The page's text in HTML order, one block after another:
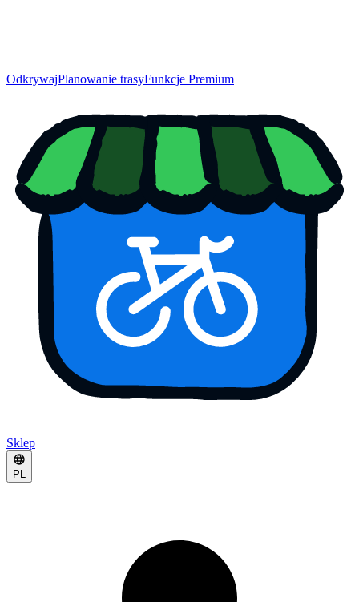
OdkrywajPlanowanie trasyFunkcje Premium
Sklep
PL